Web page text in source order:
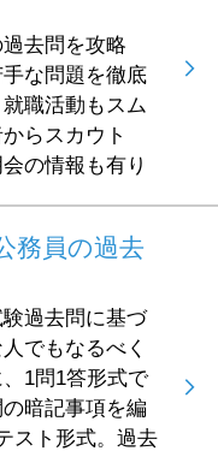
過去問を攻略
な問題を徹底
職活動もスム
らスカウト
の情報も有り
務員の過去
過去問に基づ
でもなるべく
1問1答形式で
暗記事項を編
スト形式。過去